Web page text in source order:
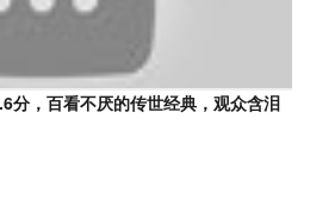
分，百看不厌的传世经典，观众含泪